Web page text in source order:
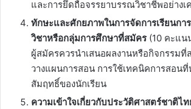
และการยึดถือจรรยาบรรณวิชาชีพอย่างเ
ทักษะและศักยภาพในการจัดการเรียนกา
วิชาหรือกลุ่มการศึกษาที่สมัคร(10 คะแน
ผู้สมัครควรนำเสนอผลงานหรือกิจกรรมที่
วางแผนการสอน การใช้เทคนิคการสอน
สัมฤทธิ์ของนักเรียน
ความเข้าใจเกี่ยวกับประวัติศาสตร์ชาติไ